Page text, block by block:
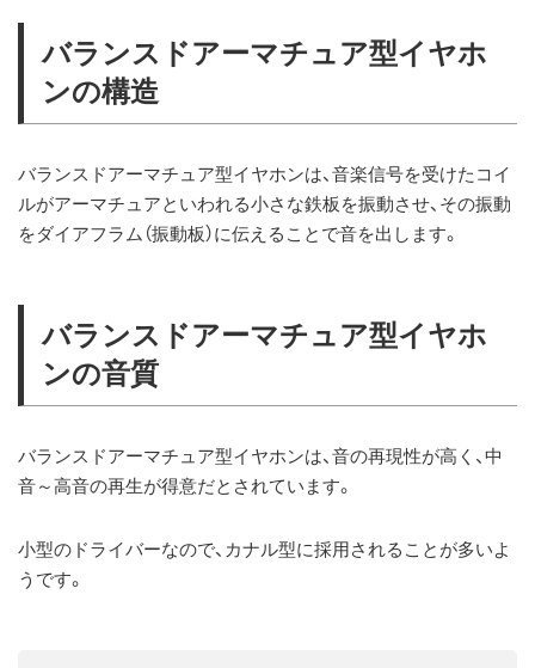
バランスドアーマチュア型イヤホ
ンの構造
バランスドアーマチュア型イヤホンは、音楽信号を受けたコイ
ルがアーマチュアといわれる小さな鉄板を振動させ、その振動
をダイアフラム（振動板）に伝えることで音を出します。
バランスドアーマチュア型イヤホ
ンの音質
バランスドアーマチュア型イヤホンは、音の再現性が高く、中
音～高音の再生が得意だとされています。
小型のドライバーなので、カナル型に採用されることが多いよ
うです。